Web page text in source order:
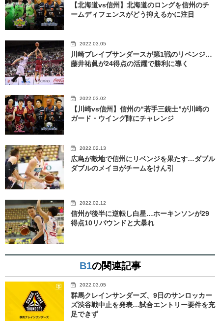
【北海道vs信州】北海道のロングを信州のチ
ームディフェンスがどう抑えるかに注目
2022.03.05
川崎ブレイブサンダースが第1戦のリベンジ…
藤井祐眞が24得点の活躍で勝利に導く
2022.03.02
【川崎vs信州】信州の“若手三銃士”が川崎の
ガード・ウイング陣にチャレンジ
2022.02.13
広島が敵地で信州にリベンジを果たす…ダブル
ダブルのメイヨがチームをけん引
2022.02.12
信州が後半に逆転し白星…ホーキンソンが29
得点10リバウンドと大暴れ
B1の関連記事
2022.03.05
群馬クレインサンダーズ、9日のサンロッカー
ズ渋谷戦中止を発表…試合エントリー要件を充
足できず